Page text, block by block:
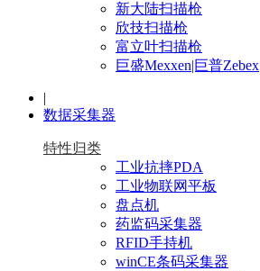
新大陆扫描枪
欣技扫描枪
富立叶扫描枪
巨盛Mexxen|巨普Zebex
|
数据采集器
特性归类
工业抗摔PDA
工业物联网平板
盘点机
药监码采集器
RFID手持机
winCE条码采集器